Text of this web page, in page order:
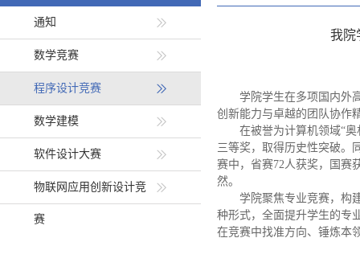
通知
数学竞赛
程序设计竞赛
数学建模
软件设计大赛
物联网应用创新设计竞
赛
我院
学院学生在多项国内外
创新能力与卓越的团队协作
在被誉为计算机领域“
三等奖，取得历史性突破。
赛中，省赛72人获奖，国赛
然。
学院聚焦专业竞赛， 构
种形式，全面提升学生的专
在竞赛中找准方向、锤炼本